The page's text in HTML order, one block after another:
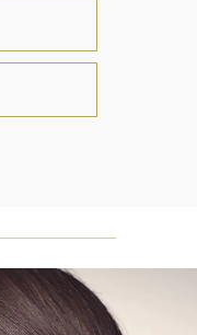
镶嵌方
尽相同。
务。